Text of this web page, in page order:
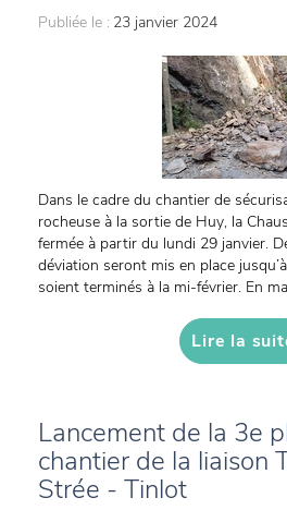
Publiée le : 23 janvier 2024
Dans le cadre du chantier de
rocheuse à la sortie de Huy, la
fermée à partir du lundi 29 janvier.
déviation seront mis en place
soient terminés à la mi-février. En
Lire la
Lancement de la 3e
chantier de la liaison
Strée - Tinlot